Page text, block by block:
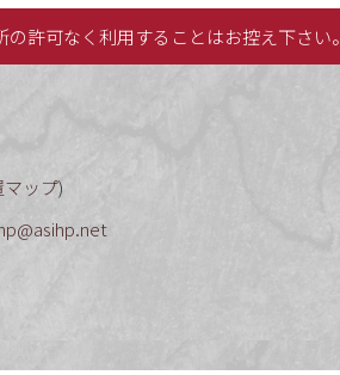
許可なく利用することはお控え下さい。
マップ)